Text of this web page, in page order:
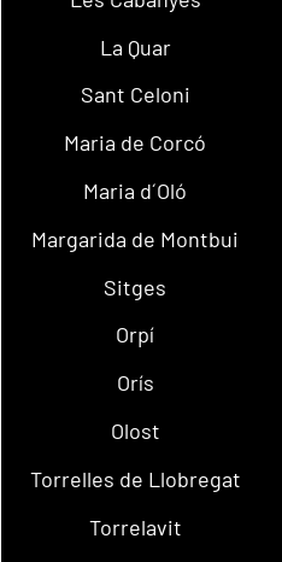
La Quar
Sant Celoni
Maria de Corcó
Maria d´Oló
Margarida de Montbui
Sitges
Orpí
Orís
Olost
Torrelles de Llobregat
Torrelavit